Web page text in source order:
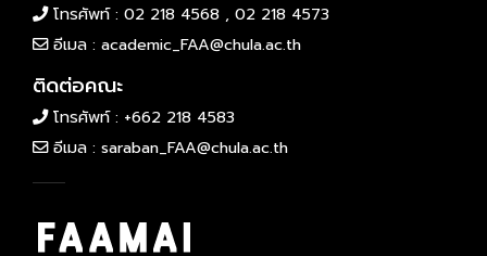
โทรศัพท์ : 02 218 4568 , 02 218 4573
อีเมล : academic_FAA@chula.ac.th
ติดต่อคณะ
โทรศัพท์ : +662 218 4583
อีเมล : saraban_FAA@chula.ac.th